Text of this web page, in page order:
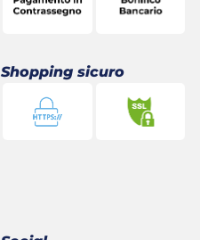
Shopping sicuro